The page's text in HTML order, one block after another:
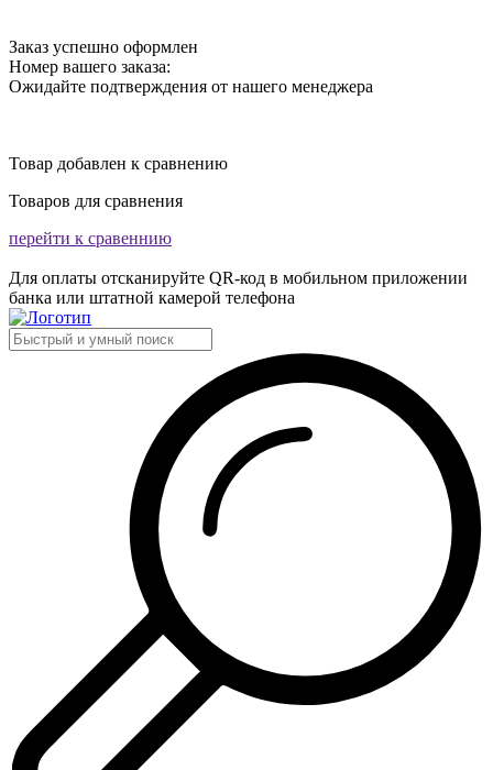
Заказ успешно оформлен
Номер вашего заказа:
Ожидайте подтверждения от нашего менеджера
Товар добавлен к сравнению
Товаров для сравнения
перейти к сравеннию
Для оплаты отсканируйте QR-код в мобильном приложении
банка или штатной камерой телефона